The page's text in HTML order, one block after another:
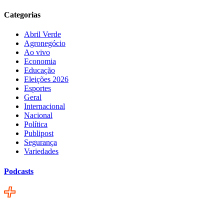
Categorias
Abril Verde
Agronegócio
Ao vivo
Economia
Educação
Eleições 2026
Esportes
Geral
Internacional
Nacional
Política
Publipost
Segurança
Variedades
Podcasts